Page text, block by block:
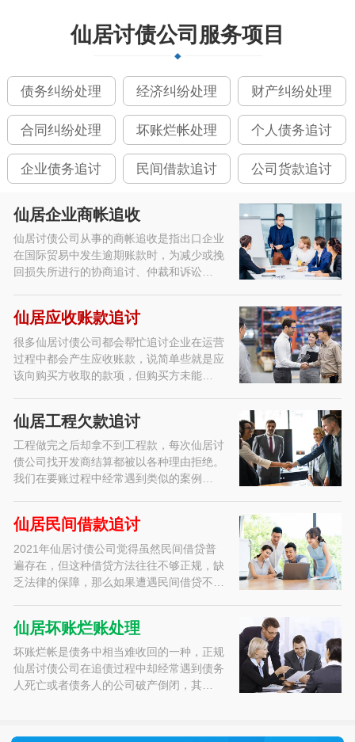
仙居讨债公司服务项目
债务纠纷处理 经济纠纷处理 财产纠纷处理
合同纠纷处理 坏账烂帐处理 个人债务追讨
企业债务追讨 民间借款追讨 公司货款追讨
仙居企业商帐追收
仙居讨债公司从事的商帐追收是指出口企业
在国际贸易中发生逾期账款时，为减少或挽
回损失所进行的协商追讨、仲裁和诉讼…
仙居应收账款追讨
很多仙居讨债公司都会帮忙追讨企业在运营
过程中都会产生应收账款，说简单些就是应
该向购买方收取的款项，但购买方未能…
仙居工程欠款追讨
工程做完之后却拿不到工程款，每次仙居讨
债公司找开发商结算都被以各种理由拒绝。
我们在要账过程中经常遇到类似的案例…
仙居民间借款追讨
2021年仙居讨债公司觉得虽然民间借贷普
遍存在，但这种借贷方法往往不够正规，缺
乏法律的保障，那么如果遭遇民间借贷不…
仙居坏账烂账处理
坏账烂帐是债务中相当难收回的一种，正规
仙居讨债公司在追债过程中却经常遇到债务
人死亡或者债务人的公司破产倒闭，其…